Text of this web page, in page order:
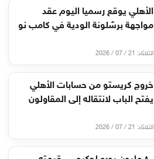
الأهلي يوقع رسميا اليوم عقد
مواجهة برشلونة الودية في كامب نو
الثلاثاء: 21 / 07 / 2026
خروج كريستو من حسابات الأهلي
يفتح الباب لانتقاله إلى المقاولون
الثلاثاء: 21 / 07 / 2026